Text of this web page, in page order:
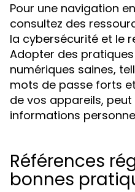
Pour une navigation
consultez des
la cybersécurité et le
Adopter des
numériques saines,
mots de passe forts
de vos appareils,
informations
Références
bonnes